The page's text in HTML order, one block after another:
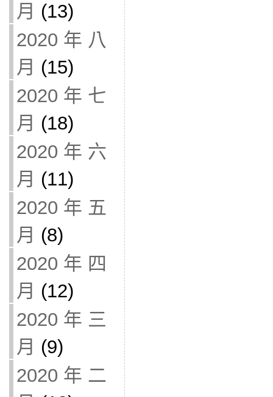
月 (13)
2020 年 八
月 (15)
2020 年 七
月 (18)
2020 年 六
月 (11)
2020 年 五
月 (8)
2020 年 四
月 (12)
2020 年 三
月 (9)
2020 年 二